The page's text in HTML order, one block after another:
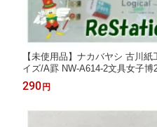
【未使用品】ナカバヤシ 古川
イズ/A罫 NW-A614-2文具女子
デザイン メール便送料無料
290 円